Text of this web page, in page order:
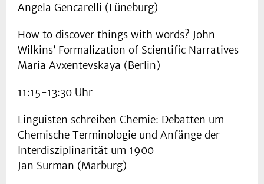
Angela Gencarelli (Lüneburg)
How to discover things with words? John
Wilkins’ Formalization of Scientific Narratives
Maria Avxentevskaya (Berlin)
11:15-13:30 Uhr
Linguisten schreiben Chemie: Debatten um
Chemische Terminologie und Anfänge der
Interdisziplinarität um 1900
Jan Surman (Marburg)